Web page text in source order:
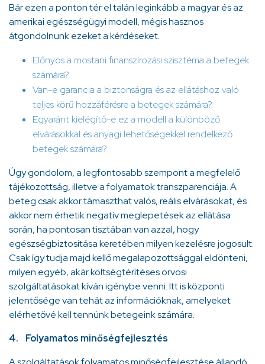
Bár ezen a ponton tér el talán leginkább a magyar és az
amerikai egészségügyi modell, mégis hasznos
átgondolnunk ezeket a kérdéseket.
Előnyös a mostani finanszírozási szisztéma a betegek
számára?
Van-e garancia a biztonságra és az ellátáshoz való
teljes körű hozzáférésre a betegek számára?
Egyaránt kielégítő-e ez a modell a különböző
elvárásokkal és anyagi lehetőségekkel rendelkező
betegek számára?
Úgy gondolom, a legfontosabb szempont a megfelelő
tájékozottság, illetve a folyamatok transzparenciája. A
beteg csak akkor támaszthat valós, reális elvárásokat, és
akkor nem érhetik negatív meglepetések az ellátása
során, ha pontosan tisztában van azzal, hogy
egészségbiztosítása keretében milyen kezelésre jogosult.
Csak így tudja majd kellő megalapozottsággal eldönteni,
milyen egyéb, akár költségtérítéses orvosi
szolgáltatásokat kíván igénybe venni. Itt is központi
jelentősége van tehát az információknak, amelyeket
elérhetővé kell tennünk betegeink számára.
4. Folyamatos minőségfejlesztés